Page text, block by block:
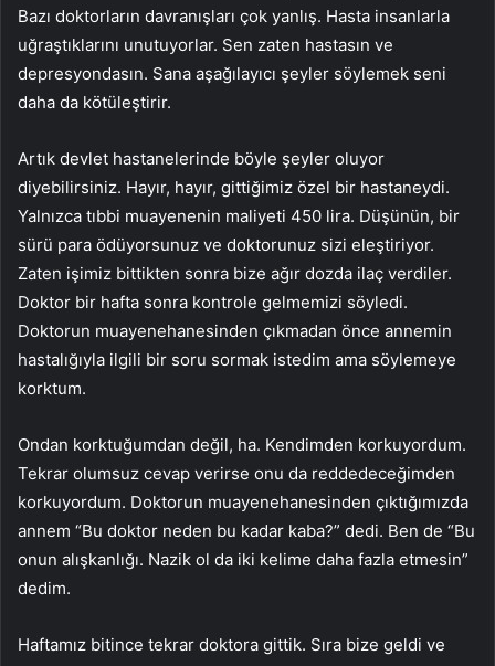
Bazı doktorların davranışları çok yanlış. Hasta insanlarla
uğraştıklarını unutuyorlar. Sen zaten hastasın ve
depresyondasın. Sana aşağılayıcı şeyler söylemek seni
daha da kötüleştirir.
Artık devlet hastanelerinde böyle şeyler oluyor
diyebilirsiniz. Hayır, hayır, gittiğimiz özel bir hastaneydi.
Yalnızca tıbbi muayenenin maliyeti 450 lira. Düşünün, bir
sürü para ödüyorsunuz ve doktorunuz sizi eleştiriyor.
Zaten işimiz bittikten sonra bize ağır dozda ilaç verdiler.
Doktor bir hafta sonra kontrole gelmemizi söyledi.
Doktorun muayenehanesinden çıkmadan önce annemin
hastalığıyla ilgili bir soru sormak istedim ama söylemeye
korktum.
Ondan korktuğumdan değil, ha. Kendimden korkuyordum.
Tekrar olumsuz cevap verirse onu da reddedeceğimden
korkuyordum. Doktorun muayenehanesinden çıktığımızda
annem “Bu doktor neden bu kadar kaba?” dedi. Ben de “Bu
onun alışkanlığı. Nazik ol da iki kelime daha fazla etmesin”
dedim.
Haftamız bitince tekrar doktora gittik. Sıra bize geldi ve